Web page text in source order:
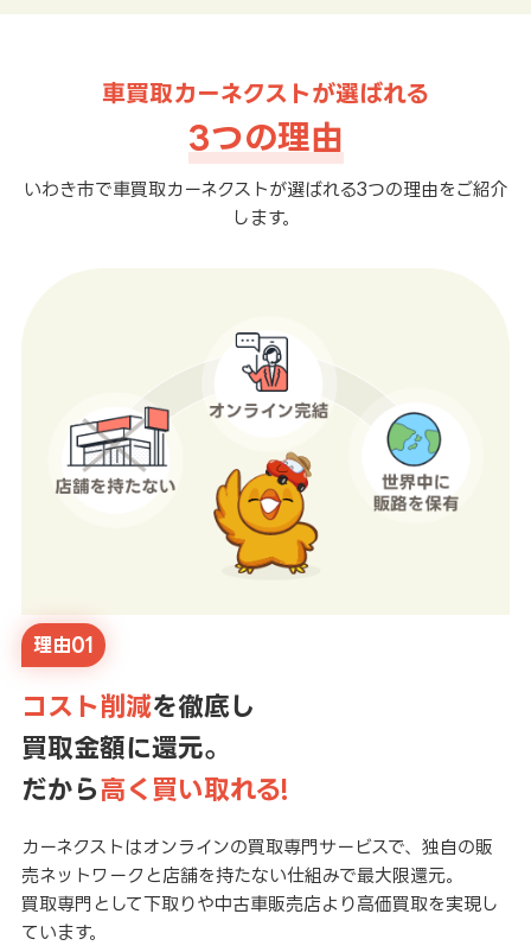
車買取カーネクストが選ばれる
3つの理由
いわき市で車買取カーネクストが選ばれる3つの理由をご紹介
します。
理由01
コスト削減を徹底し
買取金額に還元。
だから高く買い取れる!
カーネクストはオンラインの買取専門サービスで、独自の販
売ネットワークと店舗を持たない仕組みで最大限還元。
買取専門として下取りや中古車販売店より高価買取を実現し
ています。